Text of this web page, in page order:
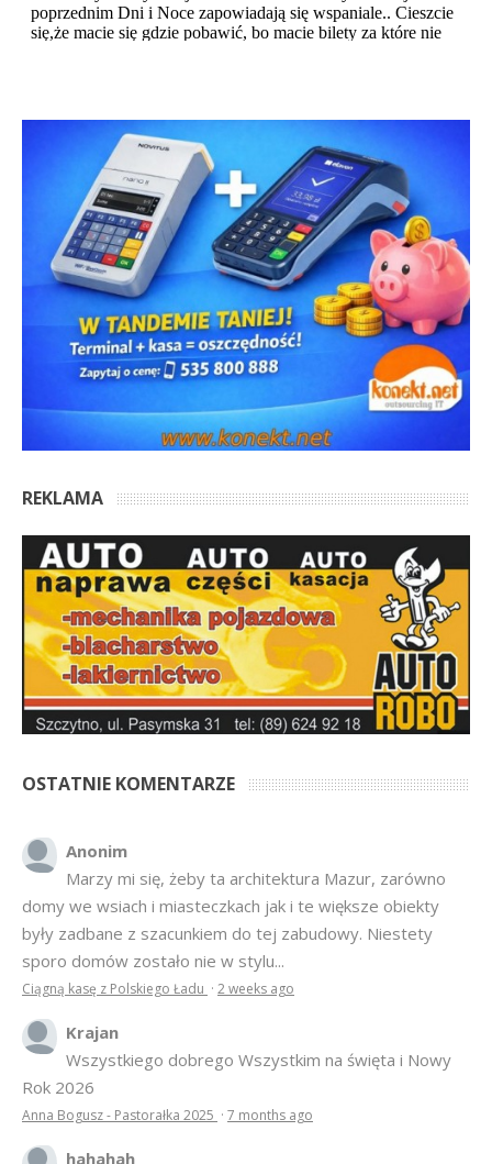
REKLAMA
OSTATNIE KOMENTARZE
Anonim
Marzy mi się, żeby ta architektura Mazur, zarówno
domy we wsiach i miasteczkach jak i te większe obiekty
były zadbane z szacunkiem do tej zabudowy. Niestety
sporo domów zostało nie w stylu...
Ciągną kasę z Polskiego Ładu· 2 weeks ago
Krajan